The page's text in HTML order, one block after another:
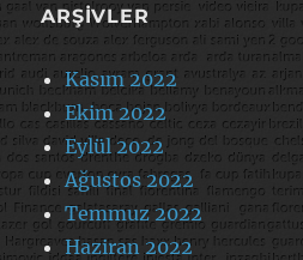
ARŞIVLER
Kasım 2022
Ekim 2022
Eylül 2022
Ağustos 2022
Temmuz 2022
Haziran 2022